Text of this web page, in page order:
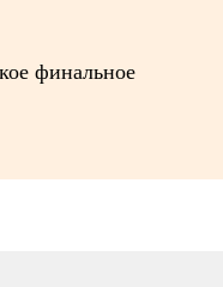
финальное